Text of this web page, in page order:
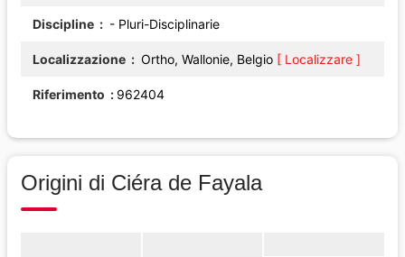
Discipline - Pluri-Disciplinarie
Localizzazione Ortho, Wallonie, Belgio [ Localizzare ]
Riferimento 962404
Origini di Ciéra de Fayala